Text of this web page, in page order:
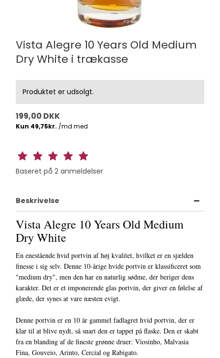
Vista Alegre 10 Years Old Medium
Dry White i trækasse
Produktet er udsolgt.
199,00 DKK
Baseret på 2 anmeldelser
Beskrivelse
Vista Alegre 10 Years Old Medium
Dry White
En enestående hvid portvin af høj kvalitet, hvilket er en sjælden
finesse i sig selv. Denne 10-årige hvide portvin er klassificeret som
"medium dry", men den har en naturlig sødme, der beriger dens
karakter. Det er et imponerende glas portvin, der giver en følelse af
glæde, der synes at vare næsten evigt.
Denne portvin er en 10 år gammel fadlagret hvid portvin, der er
klar til at blive nydt, så snart den er tappet på flaske. Den er skabt
fra en blanding af de fineste grønne druer: Viosinho, Malvasia
Fina, Gouveio, Arinto, Cercial og Rabigato.